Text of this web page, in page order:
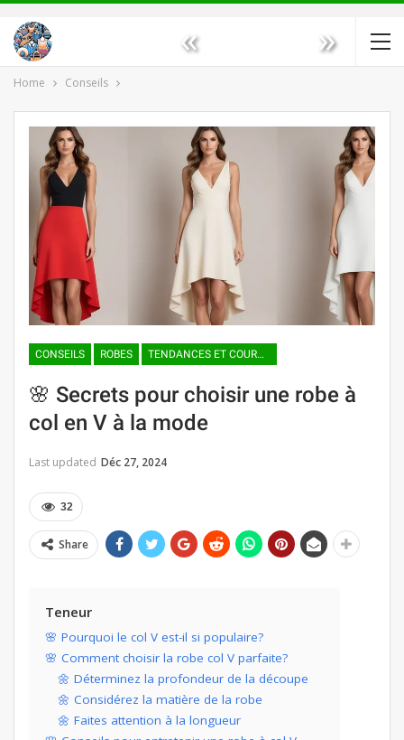
« »
Home Conseils
CONSEILS ROBES TENDANCES ET COURANTS DE MODE
🌸 Secrets pour choisir une robe à
col en V à la mode
Last updated Déc 27, 2024
32
Share
Teneur
🌸 Pourquoi le col V est-il si populaire?
🌸 Comment choisir la robe col V parfaite?
🌼 Déterminez la profondeur de la découpe
🌼 Considérez la matière de la robe
🌼 Faites attention à la longueur